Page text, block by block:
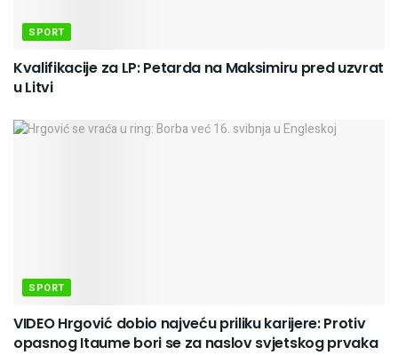
SPORT
Kvalifikacije za LP: Petarda na Maksimiru pred uzvrat
u Litvi
SPORT
VIDEO Hrgović dobio najveću priliku karijere: Protiv
opasnog Itaume bori se za naslov svjetskog prvaka